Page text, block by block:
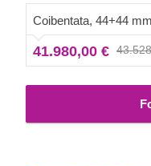
eccezionale. Si prega
kit e senza
optional. Come potete
splendida nella finitura
questo determinato
alla versione
esempio, potrebbero
Coibentata, 44+44 mm
41.980,00 €